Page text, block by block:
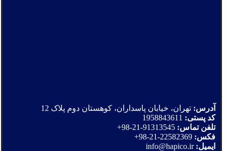
آدرس: تهران، خیابان پاسداران، کوهستان دوم پلاک 12
کد پستی:
تلفن تماس:
فکس:
ایمیل: info@hapico.ir